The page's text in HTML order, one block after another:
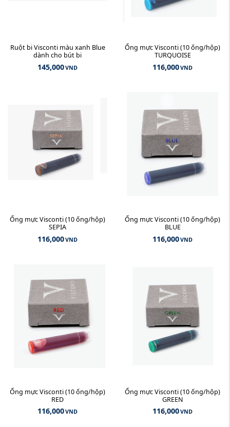
Ruột bi Visconti màu xanh Blue
dành cho bút bi
145,000VND
Ống mực Visconti (10 ống/hộp)
TURQUOISE
116,000VND
Ống mực Visconti (10 ống/hộp)
SEPIA
116,000VND
Ống mực Visconti (10 ống/hộp)
BLUE
116,000VND
Ống mực Visconti (10 ống/hộp)
RED
116,000VND
Ống mực Visconti (10 ống/hộp)
GREEN
116,000VND